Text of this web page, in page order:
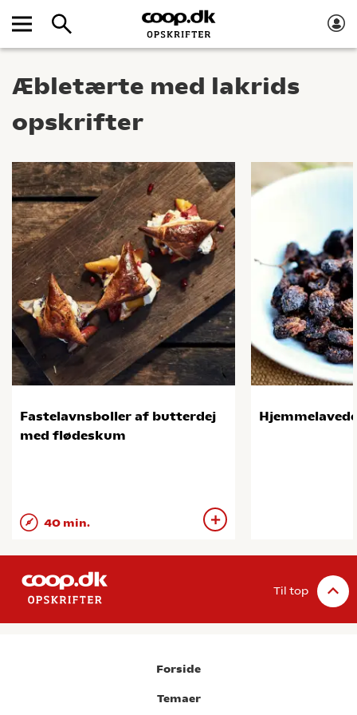
Æbletærte med lakrids
opskrifter
Fastelavnsboller af butterdej
med flødeskum
40 min.
Til top
Forside
Temaer